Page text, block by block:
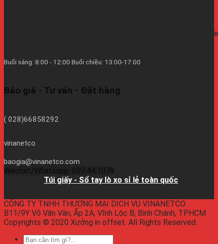
https://vinanetco.com/https://xuongingiare.vn/https://
Buổi sáng: 8:00 - 12:00 Buổi chiều: 13:00-17:00
Báo giá - Tư vấn - Đặt hàng
( 028)66858292
vinanetco
baogia@vinanetco.com
Wechat/Whatsapp: 097.44.1079
Túi giấy - Sổ tay lò xo sỉ lẻ toàn quốc
CÔNG TY TNHH THƯƠNG MẠI DỊCH VỤ VINANETCO
B11/9Y Võ Văn Vân, Ấp 2A, Vĩnh Lộc B, Bình Chánh, TPHCM .
Copyrights © 2020 Xưởng in offset. All Rights Reserved.